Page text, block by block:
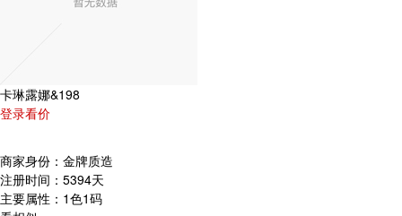
卡琳露娜&198
登录看价
商家身份： 金牌质造
注册时间： 5394天
主要属性： 1色1码